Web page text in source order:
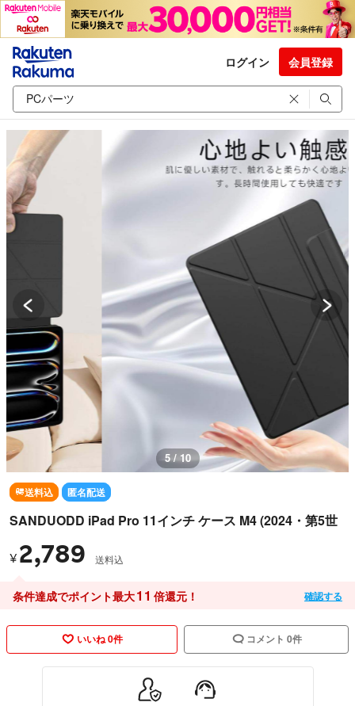
ログイン 会員登録
5 / 10
送料込 匿名配送
SANDUODD iPad Pro 11インチ ケース M4 (2024・第5世
¥ 2,789 送料込
条件達成でポイント最大11 倍還元！ 確認する
いいね 0件 コメント 0件